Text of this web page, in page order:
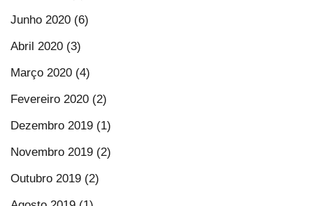
Junho 2020 (6)
Abril 2020 (3)
Março 2020 (4)
Fevereiro 2020 (2)
Dezembro 2019 (1)
Novembro 2019 (2)
Outubro 2019 (2)